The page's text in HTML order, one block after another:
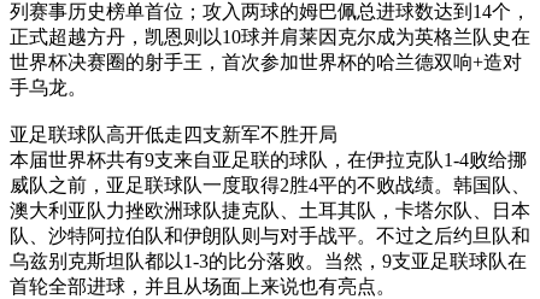
列赛事历史榜单首位；攻入两球的姆巴佩总进球数达到14个，
正式超越方丹，凯恩则以10球并肩莱因克尔成为英格兰队史在
世界杯决赛圈的射手王，首次参加世界杯的哈兰德双响+造对
手乌龙。
亚足联球队高开低走四支新军不胜开局
本届世界杯共有9支来自亚足联的球队，在伊拉克队1-4败给挪
威队之前，亚足联球队一度取得2胜4平的不败战绩。韩国队、
澳大利亚队力挫欧洲球队捷克队、土耳其队，卡塔尔队、日本
队、沙特阿拉伯队和伊朗队则与对手战平。不过之后约旦队和
乌兹别克斯坦队都以1-3的比分落败。当然，9支亚足联球队在
首轮全部进球，并且从场面上来说也有亮点。